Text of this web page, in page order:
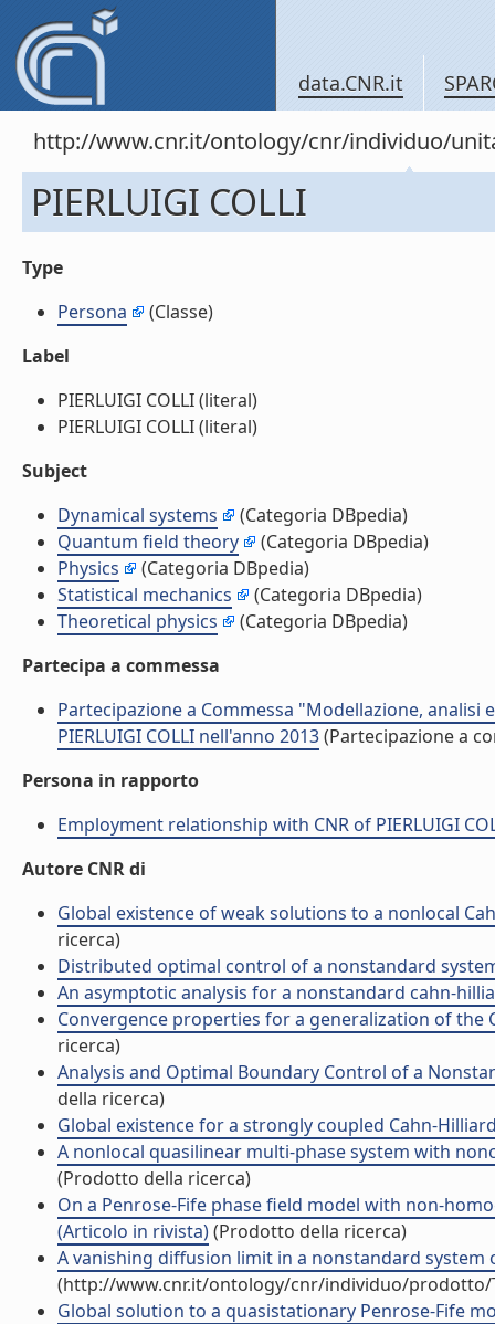
data.CNR.it
http://www.cnr.it/ontology/cnr/individuo/
PIERLUIGI COLLI
Type
Persona
(Classe)
Label
PIERLUIGI COLLI (literal)
PIERLUIGI COLLI (literal)
Subject
Dynamical systems
(Categoria DBpedia)
Quantum field theory
(Categoria DBpedia)
Physics
(Categoria DBpedia)
Statistical mechanics
(Categoria DBpedia)
Theoretical physics
(Categoria DBpedia)
Partecipa a commessa
Partecipazione a Commessa "Modellazione, analisi
PIERLUIGI COLLI nell'anno 2013(Partecipazione a
Persona in rapporto
Employment relationship with CNR of PIERLUIGI
Autore CNR di
Global existence of weak solutions to a nonlocal
ricerca)
Distributed optimal control of a nonstandard
An asymptotic analysis for a nonstandard cahn-
Convergence properties for a generalization of the
ricerca)
Analysis and Optimal Boundary Control of a
della ricerca)
Global existence for a strongly coupled Cahn-
A nonlocal quasilinear multi-phase system with
(Prodotto della ricerca)
On a Penrose-Fife phase field model with non-
(Articolo in rivista)(Prodotto della ricerca)
A vanishing diffusion limit in a nonstandard
(http://www.cnr.it/ontology/cnr/individuo/prodotto/
Global solution to a quasistationary Penrose-Fife